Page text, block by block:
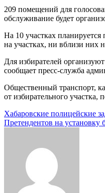
209 помещений для
обслуживание будет
На 10 участках
на участках, ни вблизи них
Для избирателей
сообщает пресс-служба
Общественный транспорт,
от избирательного участка,
Навигация
по
Хабаровские полицейские
Претендентов на установку